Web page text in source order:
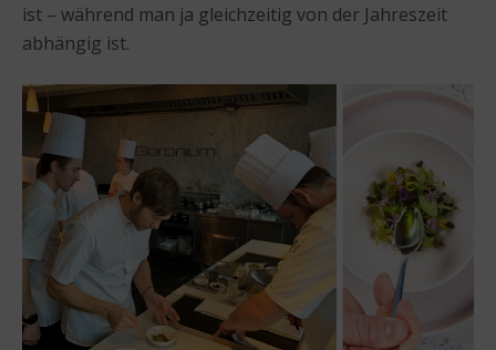
ist – während man ja gleichzeitig von der Jahreszeit
abhängig ist.